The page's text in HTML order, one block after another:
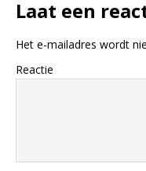
Laat een
Het e-mailadres wordt
Reactie